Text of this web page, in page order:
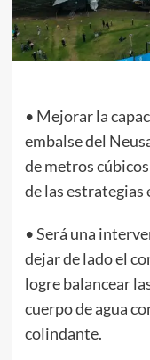
• Mejorar la
embalse del
de metros
de las estrategias
• Será una
dejar de lado el
logre balancear
cuerpo de agua
colindante.